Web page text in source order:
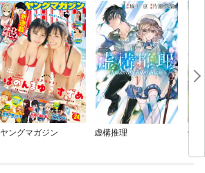
ヤングマガジン 虚構推理 焼